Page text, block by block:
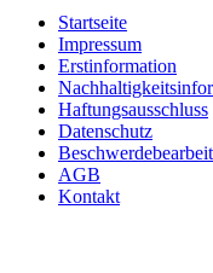
Startseite
Impressum
Erstinformation
Haftungsausschluss
Datenschutz
AGB
Kontakt